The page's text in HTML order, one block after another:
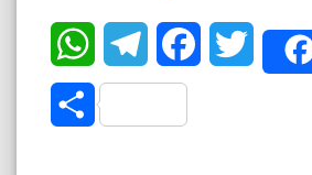
WhatsAppTelegramFacebookTwitter
Share